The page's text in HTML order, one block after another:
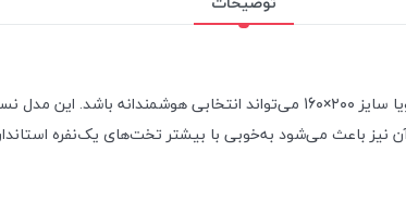
یک‌نفره اقتصادی، راحت و بادوام هستید، تشک بونل 2 رویا سایز ۲۰۰×16۰
نیز باعث می‌شود به‌خوبی با بیشتر تخت‌های یک‌نفره